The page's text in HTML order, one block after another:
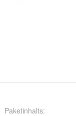
Paketinhalts: